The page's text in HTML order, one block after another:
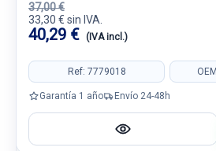
37,00 €
33,30 € sin IVA.
40,29 € (IVA incl.)
Ref: 7779018
Garantía 1 año Envío 24-48h